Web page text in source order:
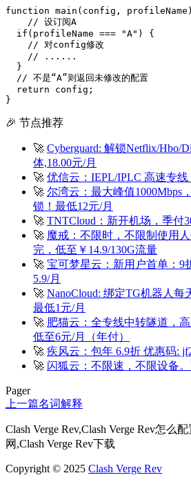
function main ( config , profileName
    // 设订阅A
  if
(profileName === "A" ) {
    // 对config修改
    // ......
  }
  // 不是“A”则返回未修改的配置
  return
config;
}
🎉 节点推荐
🚀 Cyberguard: 解锁Netflix/Hbo/
体,18.00元/月
🚀 优信云：IEPL/IPLC 高速专线
🚀 尔湾云：最大峰值1000Mbps
锁！最低12元/月
🚀 TNTCloud：新开机场，季付
🚀 魔戒：不限时，不限制使用
完，低至￥14.9/130G流量
🚀 宝可梦星云：新用户首单：9
5.9/月
🚀 NanoCloud: 绑定TG机器人
最低1元/月
🚀 肥猫云：全专线中转隧道，
低至6元/月（年付）
🚀 疾风云：包年 6.9折 优惠码:
🚀 闪狐云：不限速，不限设备
Pager
上一篇名词解释
Clash Verge Rev,Clash Verge Rev怎么
网,Clash Verge Rev下载
Copyright © 2025 Clash Verge Rev